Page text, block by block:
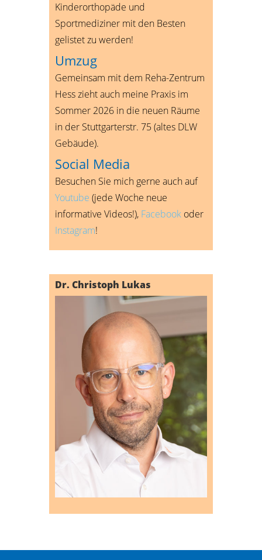
Kinderorthopäde und
Sportmediziner mit den Besten
gelistet zu werden!
Umzug
Gemeinsam mit dem Reha-Zentrum
Hess zieht auch meine Praxis im
Sommer 2026 in die neuen Räume
in der Stuttgarterstr. 75 (altes DLW
Gebäude).
Social Media
Besuchen Sie mich gerne auch auf
Youtube (jede Woche neue
informative Videos!), Facebook oder
Instagram!
Dr. Christoph Lukas